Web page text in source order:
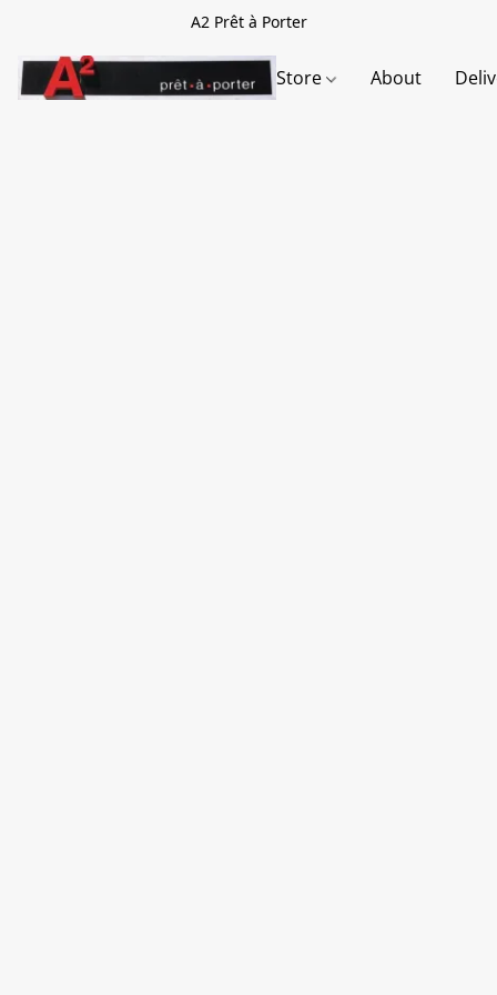
A2 Prêt à Porter
Store About